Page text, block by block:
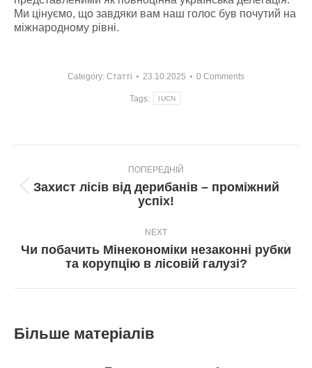
Ми цінуємо, що завдяки вам наш голос був почутий на
міжнародному рівні.
Category: Статті 23.10.2025 0 Comments
Tags: IUCN
navigation
ПОПЕРЕДНІЙ
Попередній
пост:
Захист лісів від дерибанів – проміжний
успіх!
NEXT
Next
post:
Чи побачить Мінекономіки незаконні рубки
та корупцію в лісовій галузі?
Більше матеріалів